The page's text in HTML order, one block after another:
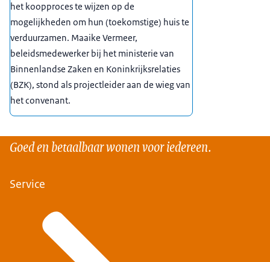
het koopproces te wijzen op de
mogelijkheden om hun (toekomstige) huis te
verduurzamen. Maaike Vermeer,
beleidsmedewerker bij het ministerie van
Binnenlandse Zaken en Koninkrijksrelaties
(BZK), stond als projectleider aan de wieg van
het convenant.
Goed en betaalbaar wonen voor iedereen.
Service